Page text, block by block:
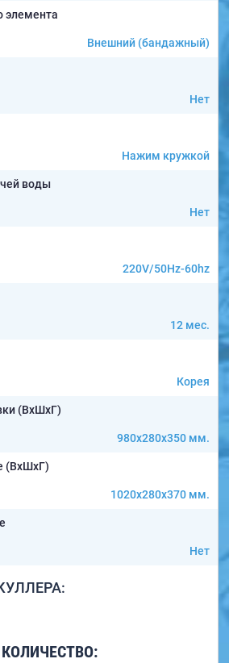
элемента
Внешний (бандажный)
Нет
Нажим кружкой
воды
Нет
220V/50Hz-60hz
12 мес.
Корея
(ВxШxГ)
980x280x350 мм.
(ВxШxГ)
1020x280x370 мм.
Нет
КОЛИЧЕСТВО: